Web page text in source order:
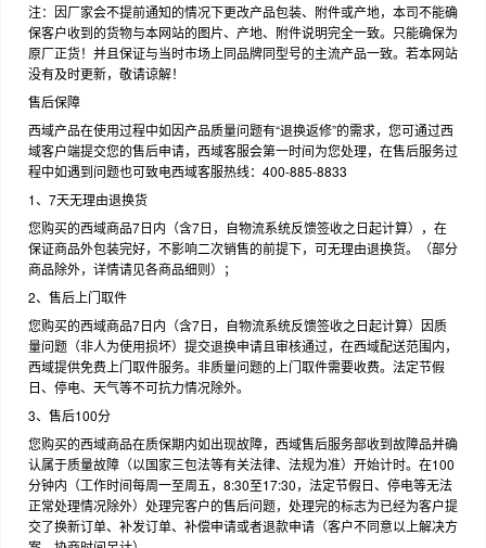
注：因厂家会不提前通知的情况下更改产品包装、附件或产地，本司不能确
保客户收到的货物与本网站的图片、产地、附件说明完全一致。只能确保为
原厂正货！并且保证与当时市场上同品牌同型号的主流产品一致。若本网站
没有及时更新，敬请谅解！
售后保障
西域产品在使用过程中如因产品质量问题有“退换返修”的需求，您可通过西
域客户端提交您的售后申请，西域客服会第一时间为您处理，在售后服务过
程中如遇到问题也可致电西域客服热线：400-885-8833
1、7天无理由退换货
您购买的西域商品7日内（含7日，自物流系统反馈签收之日起计算），在
保证商品外包装完好，不影响二次销售的前提下，可无理由退换货。（部分
商品除外，详情请见各商品细则）；
2、售后上门取件
您购买的西域商品7日内（含7日，自物流系统反馈签收之日起计算）因质
量问题（非人为使用损坏）提交退换申请且审核通过，在西域配送范围内，
西域提供免费上门取件服务。非质量问题的上门取件需要收费。法定节假
日、停电、天气等不可抗力情况除外。
3、售后100分
您购买的西域商品在质保期内如出现故障，西域售后服务部收到故障品并确
认属于质量故障（以国家三包法等有关法律、法规为准）开始计时。在100
分钟内（工作时间每周一至周五，8:30至17:30，法定节假日、停电等无法
正常处理情况除外）处理完客户的售后问题，处理完的标志为已经为客户提
交了换新订单、补发订单、补偿申请或者退款申请（客户不同意以上解决方